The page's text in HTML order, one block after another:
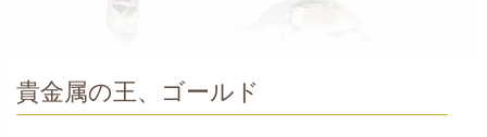
貴金属の王、ゴールド